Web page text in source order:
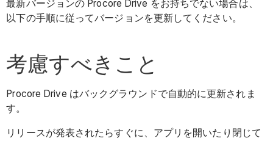
最新バージョンの Procore Drive をお持ちでない場合は、
以下の手順に従ってバージョンを更新してください。
考慮すべきこと
Procore Drive はバックグラウンドで自動的に更新されま
す。
リリースが発表されたらすぐに、アプリを開いたり閉じて